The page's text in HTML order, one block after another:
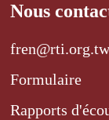
Nous
fren@rti.org.tw
Formulaire
Rapports